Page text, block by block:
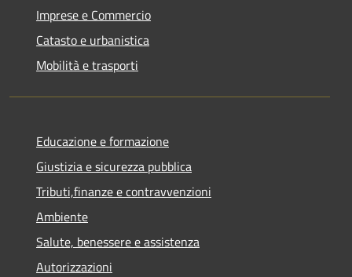
Imprese e Commercio
Catasto e urbanistica
Mobilità e trasporti
Educazione e formazione
Giustizia e sicurezza pubblica
Tributi,finanze e contravvenzioni
Ambiente
Salute, benessere e assistenza
Autorizzazioni